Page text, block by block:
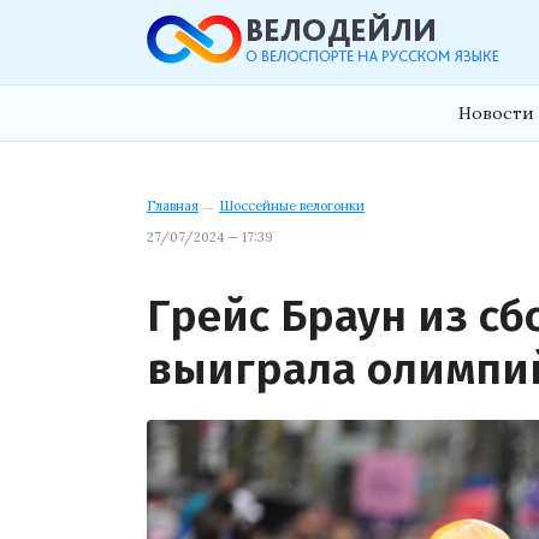
Новости
Главная → Шоссейные велогонки
27/07/2024 — 17:39
Грейс Браун из
выиграла